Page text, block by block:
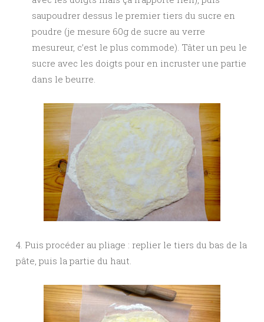
saupoudrer dessus le premier tiers du sucre en
poudre (je mesure 60g de sucre au verre
mesureur, c’est le plus commode). Tâter un peu le
sucre avec les doigts pour en incruster une partie
dans le beurre.
4. Puis procéder au pliage : replier le tiers du bas de la
pâte, puis la partie du haut.